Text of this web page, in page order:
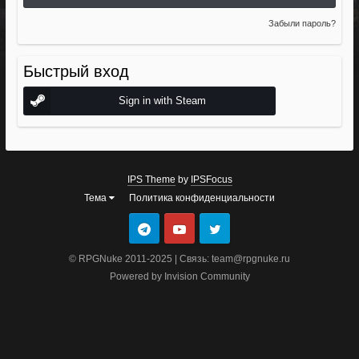
Забыли пароль?
Быстрый вход
Sign in with Steam
IPS Theme by IPSFocus
Тема
Политика конфиденциальности
© RPGNuke 2011-2025 | Связь: team@rpgnuke.ru
Powered by Invision Community